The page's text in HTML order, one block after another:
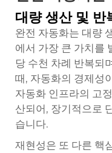
대량 생산 및 반
완전 자동화는 대량
에서 가장 큰 가치를
당 수천 차례 반복되
때, 자동화의 경제성
자동화 인프라의 고
산되어, 장기적으로
습니다.
재현성은 또 다른 핵